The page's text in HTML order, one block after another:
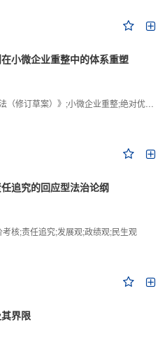
小微企业重整中的体系重塑
小微企业重整;绝对优先原则;股东权益保留;预期可支配收入标准
追究的回应型法治论纲
核;责任追究;发展观;政绩观;民生观
界限